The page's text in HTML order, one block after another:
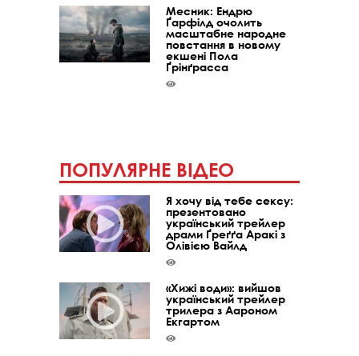
Месник: Ендрю
Ґарфілд очолить
масштабне народне
повстання в новому
екшені Пола
Ґрінґрасса
ПОПУЛЯРНЕ ВІДЕО
Я хочу від тебе сексу:
презентовано
український трейлер
драми Ґреґґа Аракі з
Олівією Вайлд
«Хижі води»: вийшов
український трейлер
трилера з Аароном
Екгартом